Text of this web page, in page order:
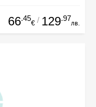
66.45
€ / 129.97
лв.